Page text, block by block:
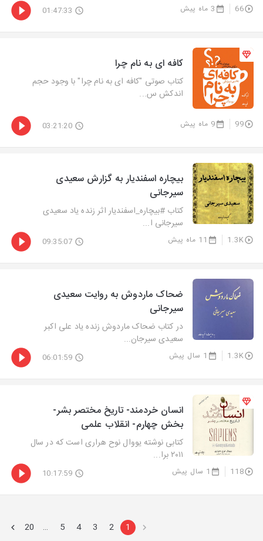
66 3 ماه پیش 01:47:33
کافه ای به نام چرا
کتاب صوتی "کافه ای به نام چرا" با وجود حجم
اندکش س...
99 9 ماه پیش 03:21:20
بیچاره اسفندیار به گزارش سعیدی
سیرجانی
کتاب #بیچاره_اسفندیار اثر زنده یاد سعیدی
سیرجانی ا...
1.3K 11 ماه پیش 09:35:07
ضحاک ماردوش به روایت سعیدی
سیرجانی
در کتاب ضحاک ماردوش زنده یاد علی اکبر
سعیدی سیرجان...
1.3K 1 سال پیش 06:01:59
انسان خردمند- تاریخ مختصر بشر-
بخش چهارم- انقلاب علمی
کتابی نوشته یووال نوح هراری است که در سال
۲۰۱۱ برا...
118 1 سال پیش 10:17:59
1
2
3
4
5
…
20